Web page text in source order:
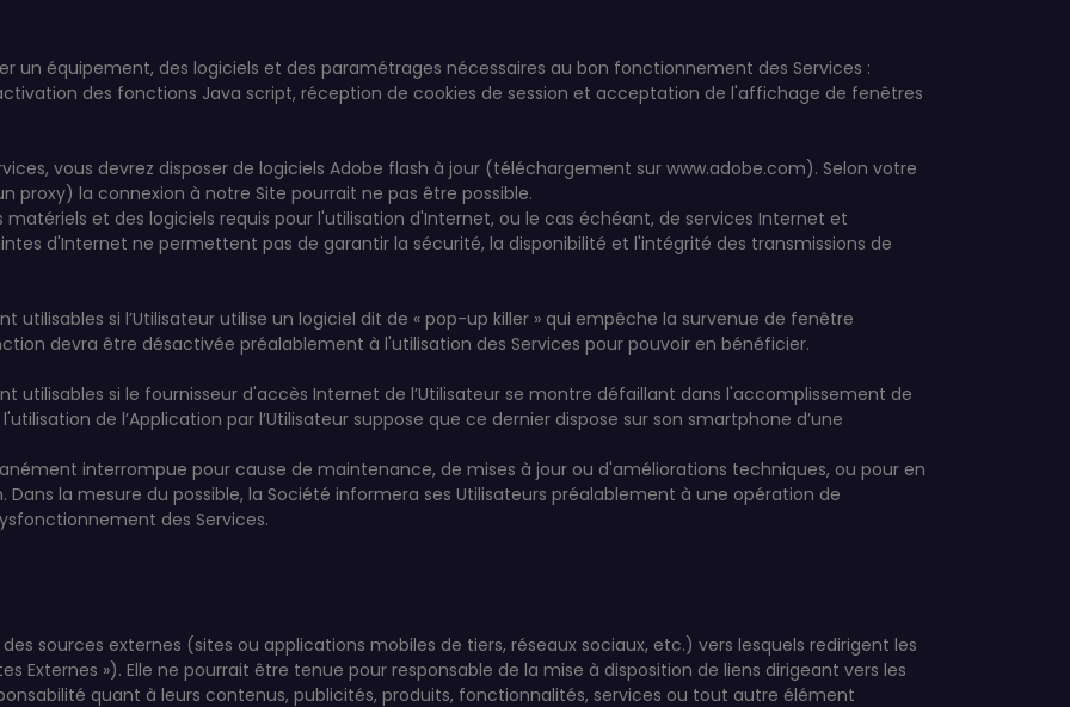
un équipement, des logiciels et des paramétrages nécessaires au bon fonctionnement des Services :
des fonctions Java script, réception de cookies de session et acceptation de l'affichage de fenêtres
vous devrez disposer de logiciels Adobe flash à jour (téléchargement sur www.adobe.com). Selon votre
la connexion à notre Site pourrait ne pas être possible.
matériels et des logiciels requis pour l'utilisation d'Internet, ou le cas échéant, de services Internet et
d'Internet ne permettent pas de garantir la sécurité, la disponibilité et l'intégrité des transmissions de
utilisables si l’Utilisateur utilise un logiciel dit de « pop-up killer » qui empêche la survenue de fenêtre
devra être désactivée préalablement à l'utilisation des Services pour pouvoir en bénéficier.
utilisables si le fournisseur d'accès Internet de l’Utilisateur se montre défaillant dans l'accomplissement de
de l’Application par l’Utilisateur suppose que ce dernier dispose sur son smartphone d’une
interrompue pour cause de maintenance, de mises à jour ou d'améliorations techniques, ou pour en
la mesure du possible, la Société informera ses Utilisateurs préalablement à une opération de
des Services.
sources externes (sites ou applications mobiles de tiers, réseaux sociaux, etc.) vers lesquels redirigent les
Externes »). Elle ne pourrait être tenue pour responsable de la mise à disposition de liens dirigeant vers les
quant à leurs contenus, publicités, produits, fonctionnalités, services ou tout autre élément